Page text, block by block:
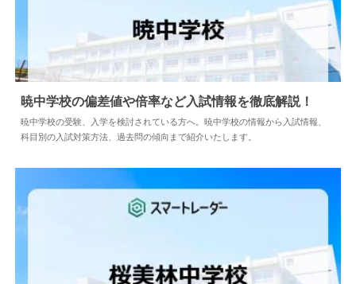
中学情報
暁中学校の偏差値や倍率など入試情報を徹底解説！
暁中学校の受験、入学を検討されている方へ。暁中学校の情報から入試情報、
科目別の入試対策方法、過去問の傾向まで紹介いたします。